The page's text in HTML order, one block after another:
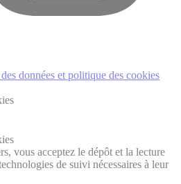
données et politique des cookies
vous acceptez le dépôt et la lecture
de suivi nécessaires à leur